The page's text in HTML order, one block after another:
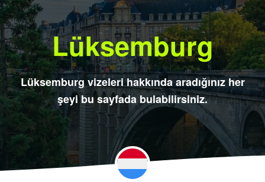
Lüksemburg
Lüksemburg vizeleri hakkında aradığınız her
şeyi bu sayfada bulabilirsiniz.